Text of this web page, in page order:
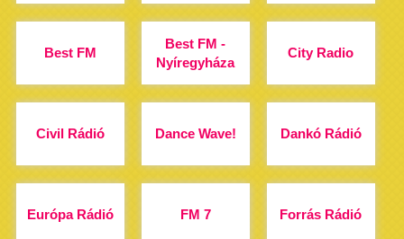
Best FM
Best FM -
Nyíregyháza
City Radio
Civil Rádió Dance Wave! Dankó Rádió
Európa Rádió FM 7 Forrás Rádió